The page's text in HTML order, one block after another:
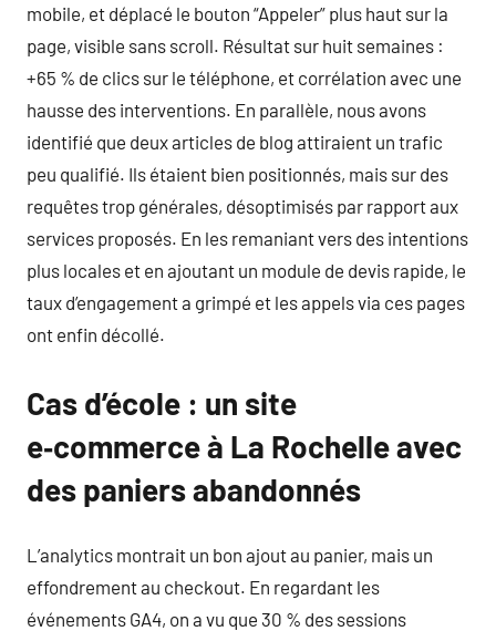
mobile, et déplacé le bouton “Appeler” plus haut sur la
page, visible sans scroll. Résultat sur huit semaines :
+65 % de clics sur le téléphone, et corrélation avec une
hausse des interventions. En parallèle, nous avons
identifié que deux articles de blog attiraient un trafic
peu qualifié. Ils étaient bien positionnés, mais sur des
requêtes trop générales, désoptimisés par rapport aux
services proposés. En les remaniant vers des intentions
plus locales et en ajoutant un module de devis rapide, le
taux d’engagement a grimpé et les appels via ces pages
ont enfin décollé.
Cas d’école : un site
e‑commerce à La Rochelle avec
des paniers abandonnés
L’analytics montrait un bon ajout au panier, mais un
effondrement au checkout. En regardant les
événements GA4, on a vu que 30 % des sessions